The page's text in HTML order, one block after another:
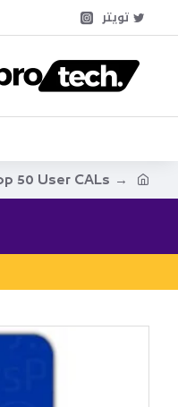
تويتر
50 User CALs